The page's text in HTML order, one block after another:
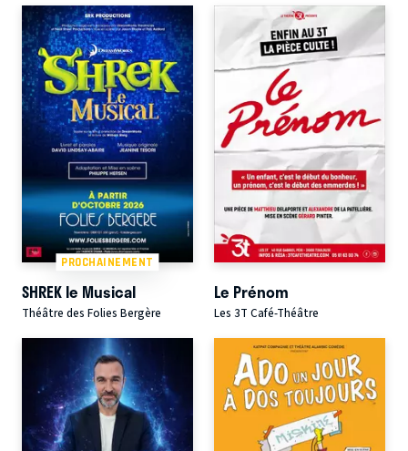
PROCHAINEMENT
SHREK le Musical
Théâtre des Folies Bergère
Le Prénom
Les 3T Café-Théâtre